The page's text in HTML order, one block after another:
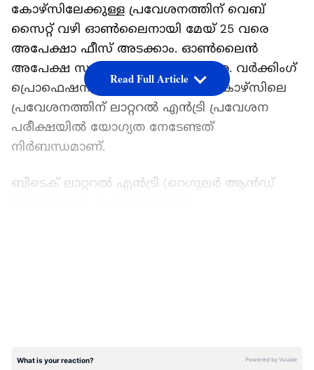
കോഴ്‌സിലേക്കുള്ള പ്രവേശനത്തിന് വെബ്
സൈറ്റ് വഴി ഓൺലൈനായി മേയ് 25 വരെ
അപേക്ഷാ ഫീസ് അടക്കാം. ഓൺലൈൻ
അപേക്ഷ സമർപ്പണം മേയ് 26 വരെ. വർക്കിംഗ്
പ്രൊഫെഷനലുകൾക്കു ബിടെക് കോഴ്‌സിലെ
പ്രവേശനത്തിന് ലാറ്ററൽ എൻട്രി പ്രവേശന
പരീക്ഷയിൽ യോഗ്യത നേടേണ്ടത്
നിർബന്ധമാണ്.
ബിടെക് ലാറ്ററൽ എൻട്രി (റെഗുലർ ആൻഡ്
Read Full Article